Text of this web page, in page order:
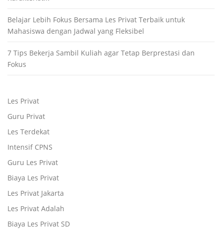
Belajar Lebih Fokus Bersama Les Privat Terbaik untuk
Mahasiswa dengan Jadwal yang Fleksibel
7 Tips Bekerja Sambil Kuliah agar Tetap Berprestasi dan
Fokus
Les Privat
Guru Privat
Les Terdekat
Intensif CPNS
Guru Les Privat
Biaya Les Privat
Les Privat Jakarta
Les Privat Adalah
Biaya Les Privat SD